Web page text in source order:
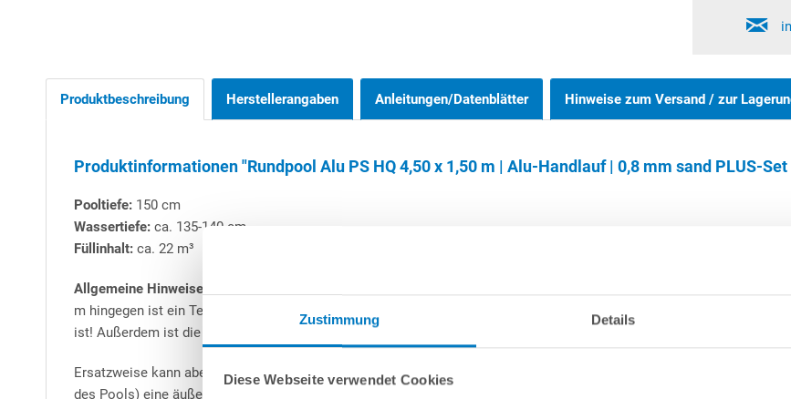
Zustimmung Details
Diese Webseite verwendet Cookies
Produktbeschreibung Herstellerangaben Anleitungen/Datenblätter Hinweise zum Versand / zur
Produktinformationen "Rundpool Alu PS HQ 4,50 x 1,50 m | Alu-Handlauf | 0,8 mm sand PLUS-
Pooltiefe: 150 cm
Wassertiefe: ca. 135-140 cm
Füllinhalt: ca. 22 m³
Allgemeine Hinweise zu Aluwand-Rundbecken:
Alle Rundpools 1,20 m, 1,25 m und 1,35 m können wahlweise frei
m hingegen ist ein Teileinbau (mind. 50 cm) zwingend vonnöten. Bitte beachten Sie, dass der eingelassene Bereich
ist! Außerdem ist die Erstellung einer Beton-Bodenplatte - unabhängig von der Poolgröße sowie auch von der
Ersatzweise kann aber auch das patentierte conZero-System
verwendet werden, das mit seinen aus Hartschaum
des Pools) eine äußerst zeitsparende Alternative zum Beton bietet.